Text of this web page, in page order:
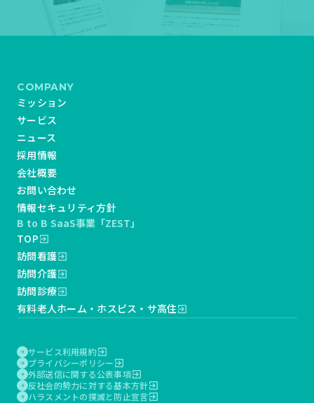
COMPANY
ミッション
サービス
ニュース
採用情報
会社概要
お問い合わせ
情報セキュリティ方針
B to B SaaS事業「ZEST」
TOPexit_to_app
訪問看護exit_to_app
訪問介護exit_to_app
訪問診療exit_to_app
有料老人ホーム・ホスピス・サ高住exit_to_app
arrow_forward サービス利用規約exit_to_app
arrow_forward プライバシーポリシーexit_to_app
arrow_forward 外部送信に関する公表事項exit_to_app
arrow_forward 反社会的勢力に対する基本方針exit_to_app
arrow_forward ハラスメントの撲滅と防止宣言exit_to_app